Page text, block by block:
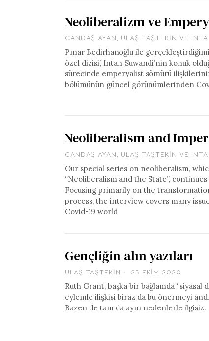
Neoliberalizm ve
CANDAŞ AYAN ULAŞ TAŞTEKIN VE
Pınar Bedirhanoğlu ile
özel dizisi’, Intan Suwandi’nin konuk
sürecinde emperyalist sömürü
bölümünün güncel görünümlerinden
Neoliberalism and
CANDAŞ AYAN, ULAŞ TAŞTEKIN VE
Our special series on neoliberalism,
“Neoliberalism and the State”,
Focusing primarily on the
process, the interview covers many
Covid-19 world
Gençliğin alın yazıları
ULAŞ TAŞTEKIN 25 EKIM 2020
Ruth Grant, başka bir bağlamda
eylemle ilişkisi biraz da bu önermeyi
Bazen de tam da aynı nedenlerle ilgisiz.